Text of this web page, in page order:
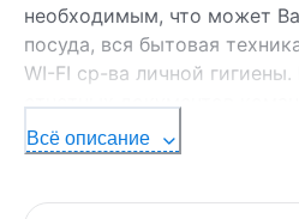
необходимым, что может
посуда, вся бытовая
WI-FI ср-ва личной
отчетных документов
Всё описание